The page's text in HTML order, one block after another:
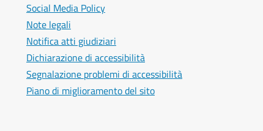
Social Media Policy
Note legali
Notifica atti giudiziari
Dichiarazione di accessibilità
Segnalazione problemi di accessibilità
Piano di miglioramento del sito